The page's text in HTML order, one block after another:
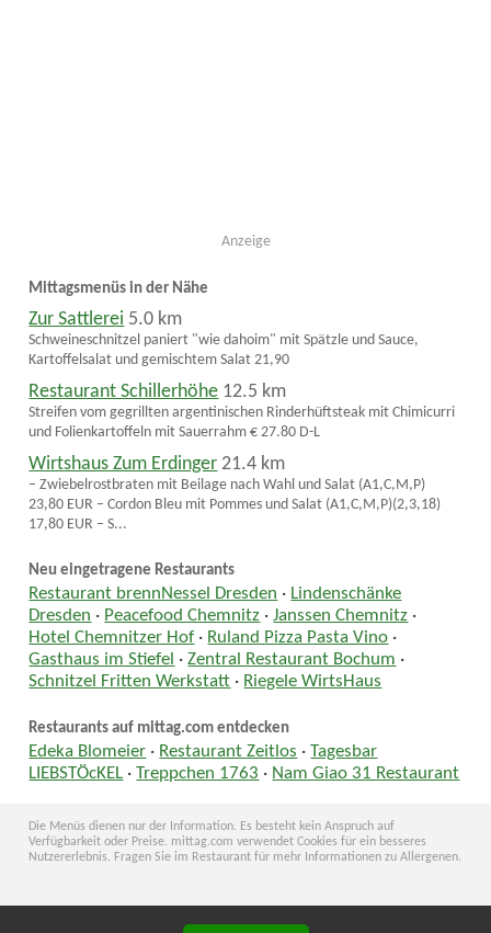
Anzeige
Mittagsmenüs in der Nähe
Zur Sattlerei 5.0 km
Schweineschnitzel paniert "wie dahoim" mit Spätzle und Sauce,
Kartoffelsalat und gemischtem Salat 21,90
Restaurant Schillerhöhe 12.5 km
Streifen vom gegrillten argentinischen Rinderhüftsteak mit Chimicurri
und Folienkartoffeln mit Sauerrahm € 27.80 D-L
Wirtshaus Zum Erdinger 21.4 km
– Zwiebelrostbraten mit Beilage nach Wahl und Salat (A1,C,M,P)
23,80 EUR – Cordon Bleu mit Pommes und Salat (A1,C,M,P)(2,3,18)
17,80 EUR – S...
Neu eingetragene Restaurants
Restaurant brennNessel Dresden · Lindenschänke
Dresden · Peacefood Chemnitz ·Janssen Chemnitz ·
Hotel Chemnitzer Hof · Ruland Pizza Pasta Vino ·
Gasthaus im Stiefel ·Zentral Restaurant Bochum ·
Schnitzel Fritten Werkstatt · Riegele WirtsHaus
Restaurants auf mittag.com entdecken
Edeka Blomeier · Restaurant Zeitlos ·
Tagesbar
LIEBSTÖcKEL · Treppchen 1763 · Nam Giao 31 Restaurant
Die Menüs dienen nur der Information. Es besteht kein Anspruch auf
Verfügbarkeit oder Preise. mittag.com verwendet Cookies für ein besseres
Nutzererlebnis. Fragen Sie im Restaurant für mehr Informationen zu Allergenen.